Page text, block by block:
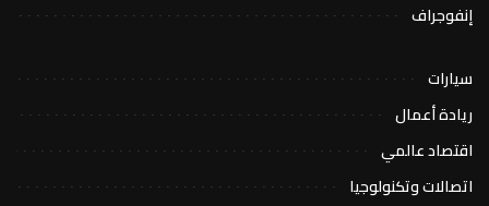
إنفوجراف
سيارات
ريادة أعمال
اقتصاد عالمي
اتصالات وتكنولوجيا